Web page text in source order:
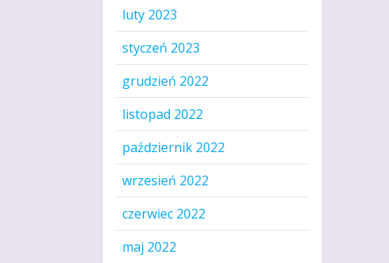
luty 2023
styczeń 2023
grudzień 2022
listopad 2022
październik 2022
wrzesień 2022
czerwiec 2022
maj 2022